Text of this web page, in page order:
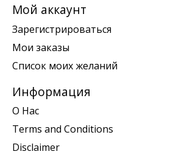
Мой аккаунт
Зарегистрироваться
Мои заказы
Список моих желаний
Информация
О Нас
Terms and Conditions
Disclaimer